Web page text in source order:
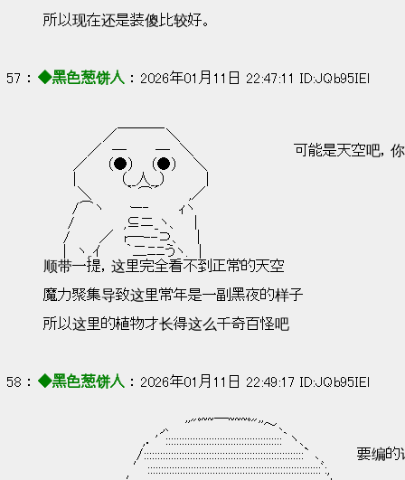
所以现在还是装傻比较好。
57 ： ◆黑色葱饼人 ： 2026年01月11日 22:47:11 ID:JQb95IEl
／　　 　 　＼
／　─　 　 ─　＼                      可能是天空吧，你
／ 　 （●） 　（●）　 ＼
|　 　 　 （__人__）　 　　 |
＼　 　　｀ ⌒´ 　　 ,／
/⌒ヽ　 　ー‐ 　 　ｨヽ
/ 　　　 　,⊆ニ_ヽ、　 |
/　 　 ／　r─--⊃、 　|
|　ヽ,.ｲ　　 ｀二ﾆﾆうヽ.　|
顺带一提，这里完全看不到正常的天空
魔力聚集导致这里常年是一副黑夜的样子
所以这里的植物才长得这么千奇百怪吧
58 ： ◆黑色葱饼人 ： 2026年01月11日 22:49:17 ID:JQb95IEl
,、　''"ﾟ~~￣~~~ﾟ"''～､
,．'´:::::::::::::::::::::::::::::::::::::::::::｀ヽ、
/:::::::::::::::::::::::::::::::::::::::::::::::::::::::::::` ､        要编
′::::::::::::::::::::::::::::::::::::::::::::::::::::::::::::::::ﾞ:,